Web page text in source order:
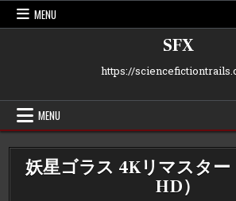
Skip
MENU
SFX
https://
MENU
妖星ゴラス 4Kリマスター
HD）